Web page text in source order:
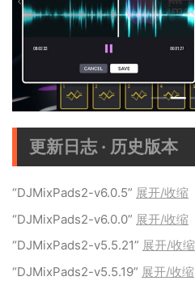
更新日志 · 历史版本
“DJMixPads2-v6.0.5” 展开/收缩
“DJMixPads2-v6.0.0” 展开/收缩
“DJMixPads2-v5.5.21” 展开/收缩
“DJMixPads2-v5.5.19” 展开/收缩